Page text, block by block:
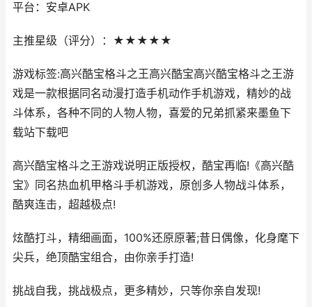
平台：安卓APK
主推星级（评分）：★★★★★
游戏标签:高兴酷宝格斗之王高兴酷宝高兴酷宝格斗之王游
戏是一款根据同名动漫打造手机动作手机游戏，精妙的战
斗体系，各种不同的人物人物，喜爱的兄弟抓紧来墨鱼下
载站下载吧
高兴酷宝格斗之王游戏说明正版授权，酷宝再临!《高兴酷
宝》同名热血机甲格斗手机游戏，原创多人物战斗体系，
酷爽连击，超越极点!
炫酷打斗，精细画面，100%还原原著;昔日偶像，化身麾下
尖兵，绝顶酷宝组合，由你亲手打造!
挑战自我，挑战极点，更多精妙，只等你亲自发现!